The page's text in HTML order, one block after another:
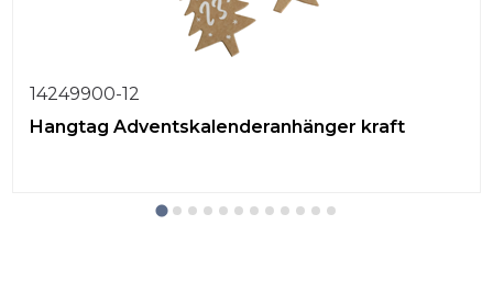
14249900-12
Hangtag Adventskalenderanhänger kraft